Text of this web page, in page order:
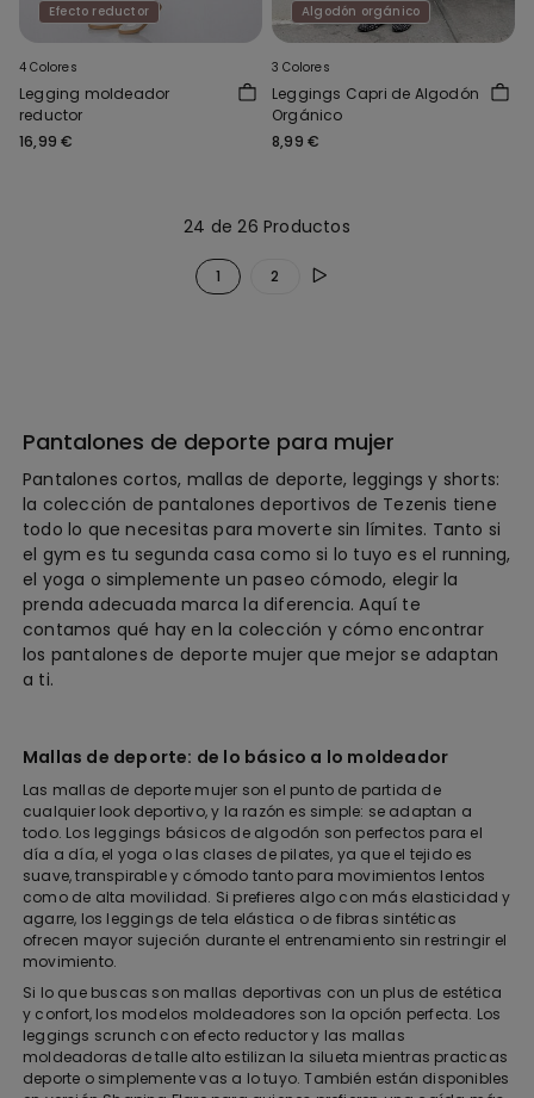
Efecto reductor
4 Colores
Legging moldeador
reductor
16,99 €
Algodón orgánico
3 Colores
Leggings Capri de Algodón
Orgánico
8,99 €
24 de 26 Productos
1 2
Pantalones de deporte para mujer
Pantalones cortos, mallas de deporte, leggings y shorts:
la colección de pantalones deportivos de Tezenis tiene
todo lo que necesitas para moverte sin límites. Tanto si
el gym es tu segunda casa como si lo tuyo es el running,
el yoga o simplemente un paseo cómodo, elegir la
prenda adecuada marca la diferencia. Aquí te
contamos qué hay en la colección y cómo encontrar
los pantalones de deporte mujer que mejor se adaptan
a ti.
Mallas de deporte: de lo básico a lo moldeador
Las mallas de deporte mujer son el punto de partida de
cualquier look deportivo, y la razón es simple: se adaptan a
todo. Los leggings básicos de algodón son perfectos para el
día a día, el yoga o las clases de pilates, ya que el tejido es
suave, transpirable y cómodo tanto para movimientos lentos
como de alta movilidad. Si prefieres algo con más elasticidad y
agarre, los leggings de tela elástica o de fibras sintéticas
ofrecen mayor sujeción durante el entrenamiento sin restringir el
movimiento.
Si lo que buscas son mallas deportivas con un plus de estética
y confort, los modelos moldeadores son la opción perfecta. Los
leggings scrunch con efecto reductor y las mallas
moldeadoras de talle alto estilizan la silueta mientras practicas
deporte o simplemente vas a lo tuyo. También están disponibles